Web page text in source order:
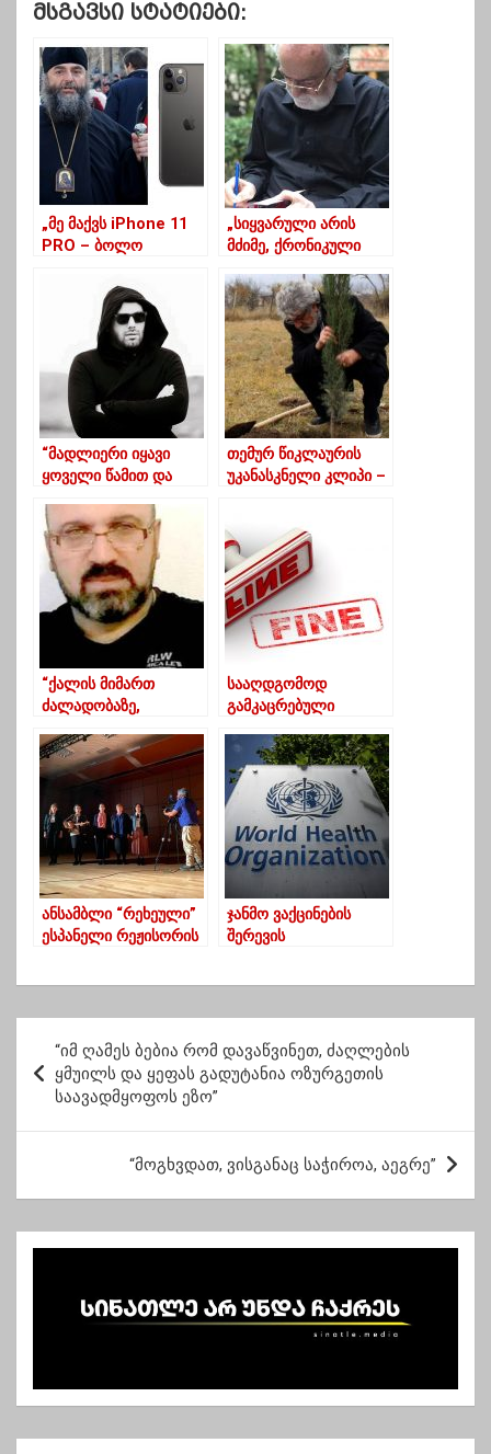
Მსგავსი Სტატიები:
„მე მაქვს iPhone 11
PRO – ბოლო
გამოვიდა უკვე
iPhone 12“ – მეუფე
ნიკოლოზი
„სიყვარული არის
მძიმე, ქრონიკული
“მადლიერი იყავი
ყოველი წამით და
ჩამოარიგე
ყველასთვის”
თემურ წიკლაურის
უკანასკნელი კლიპი –
გამოსვლის შემდეგ
“ქალის მიმართ
ძალადობაზე,
მგრძნობიარე ვარ”
სააღდგომოდ
გამკაცრებული
დაჯარიმებულია 63
საცხობი და
საკონდიტრო
ანსამბლი “რეხეული”
ესპანელი რეჟისორის
ჯანმო ვაქცინების
შერევის
ო
ტ
ნ
გ
“იმ ღამეს ბებია რომ დავაწვინეთ, ძაღლების
ყმუილს და ყეფას გადუტანია ოზურგეთის
საავადმყოფოს ეზო”
“მოგხვდათ, ვისგანაც საჭიროა, აეგრე”